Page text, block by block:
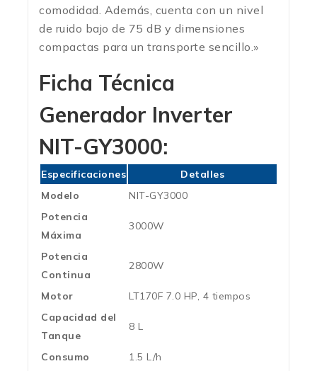
comodidad. Además, cuenta con un nivel
de ruido bajo de 75 dB y dimensiones
compactas para un transporte sencillo.»
Ficha Técnica
Generador Inverter
NIT-GY3000:
Especificaciones
Detalles
Modelo
NIT-GY3000
Potencia
Máxima
3000W
Potencia
Continua
2800W
Motor
LT170F 7.0 HP, 4 tiempos
Capacidad del
Tanque
8 L
Consumo
1.5 L/h